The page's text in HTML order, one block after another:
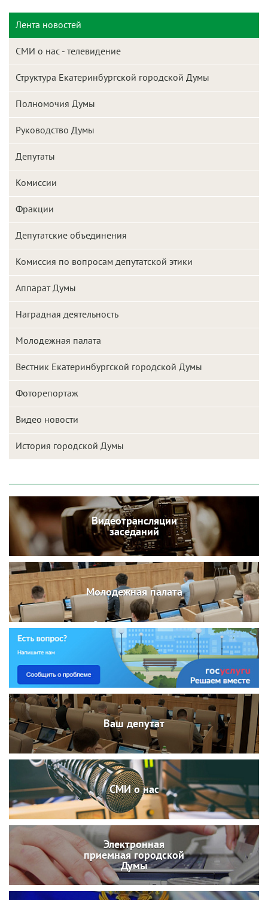
Лента новостей
СМИ о нас - телевидение
Структура Екатеринбургской городской Думы
Полномочия Думы
Руководство Думы
Депутаты
Комиссии
Фракции
Депутатские объединения
Комиссия по вопросам депутатской этики
Аппарат Думы
Наградная деятельность
Молодежная палата
Вестник Екатеринбургской городской Думы
Фоторепортаж
Видео новости
История городской Думы
Видеотрансляции
заседаний
Молодежная палата
Ваш депутат
СМИ о нас
Электронная
приемная городской
Думы